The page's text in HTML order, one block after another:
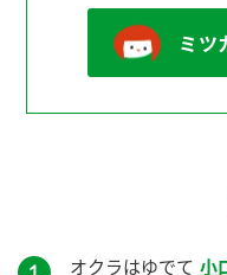
ミツ
オクラはゆでて 小